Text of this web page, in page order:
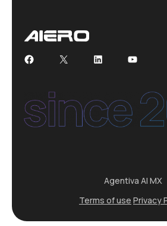
Facebook
X LinkedInYouTube
Agentiva AI MX
Terms of use Privacy